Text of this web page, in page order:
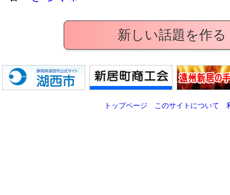
新しい話題を作る
トップページ このサイトについて